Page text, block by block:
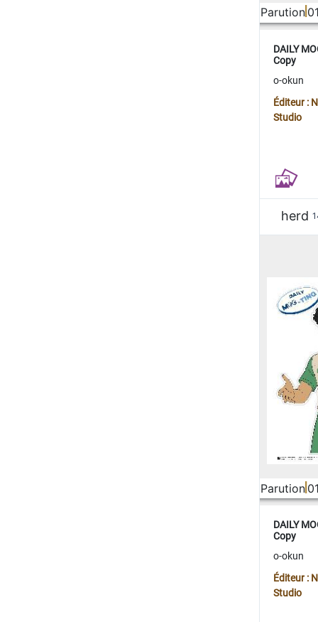
Parution
DAILY
Copy
o-okun
Éditeur :
Studio
herd
Parution
DAILY
Copy
o-okun
Éditeur :
Studio